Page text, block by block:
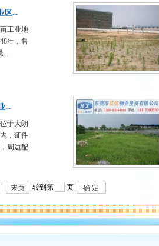
区...
工业地
年，售
...
...
于大朗
，证件
周边配
末页 转到第 页 确 定